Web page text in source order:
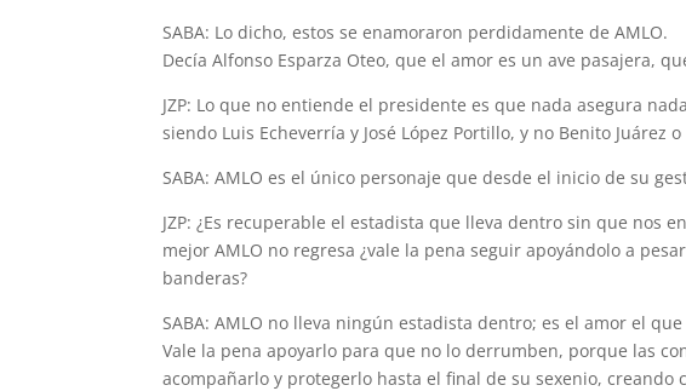
SABA: Lo dicho, estos se enamoraron perdidamente de AMLO.
Decía Alfonso Esparza Oteo, que el amor es un ave pasajera,
JZP: Lo que no entiende el presidente es que nada asegura
siendo Luis Echeverría y José López Portillo, y no Benito Juárez
SABA: AMLO es el único personaje que desde el inicio de su
JZP: ¿Es recuperable el estadista que lleva dentro sin que nos
mejor AMLO no regresa ¿vale la pena seguir apoyándolo a
banderas?
SABA: AMLO no lleva ningún estadista dentro; es el amor el
Vale la pena apoyarlo para que no lo derrumben, porque las
acompañarlo y protegerlo hasta el final de su sexenio,